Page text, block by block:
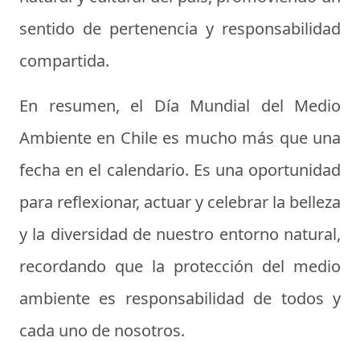
sentido de pertenencia y responsabilidad
compartida.
En resumen, el Día Mundial del Medio
Ambiente en Chile es mucho más que una
fecha en el calendario. Es una oportunidad
para reflexionar, actuar y celebrar la belleza
y la diversidad de nuestro entorno natural,
recordando que la protección del medio
ambiente es responsabilidad de todos y
cada uno de nosotros.